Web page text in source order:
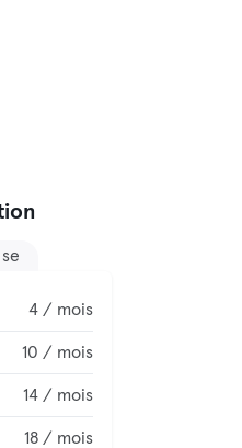
4 / mois
10 / mois
14 / mois
18 / mois